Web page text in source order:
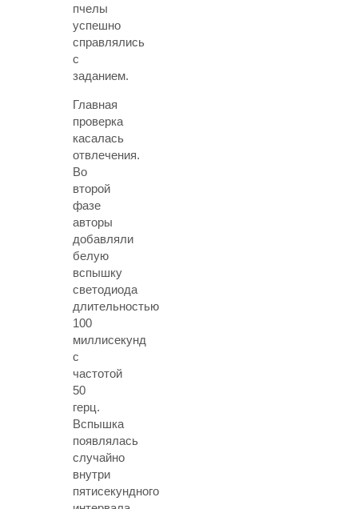
пчелы
успешно
справлялись
с
заданием.
Главная
проверка
касалась
отвлечения.
Во
второй
фазе
авторы
добавляли
белую
вспышку
светодиода
длительностью
100
миллисекунд
с
частотой
50
герц.
Вспышка
появлялась
случайно
внутри
пятисекундного